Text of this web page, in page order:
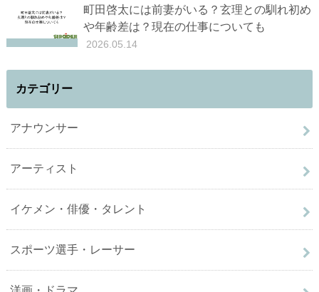
町田啓太には前妻がいる？玄理との馴れ初め
や年齢差は？現在の仕事についても
2026.05.14
カテゴリー
アナウンサー
アーティスト
イケメン・俳優・タレント
スポーツ選手・レーサー